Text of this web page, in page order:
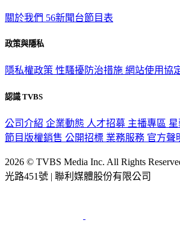
關於我們 56新聞台節目表
政策與隱私
隱私權政策 性騷擾防治措施 網站使用協
認識 TVBS
公司介紹 企業動態 人才招募 主播專區
節目版權銷售 公開招標 業務服務 官方聲
2026 © TVBS Media Inc. All Rights
光路451號 | 聯利媒體股份有限公司